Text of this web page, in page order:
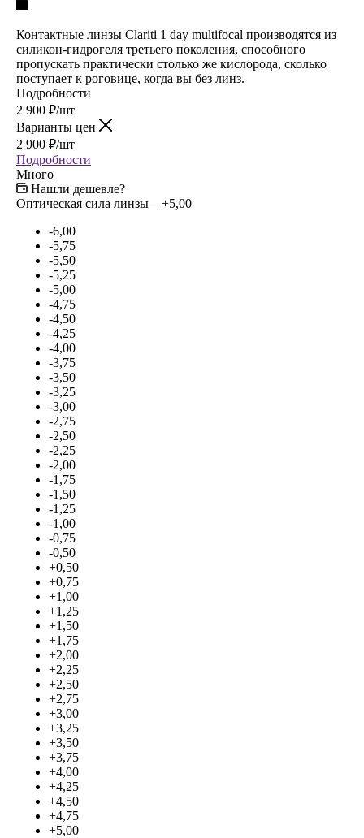
Контактные линзы Clariti 1 day multifocal производятся из
силикон-гидрогеля третьего поколения, способного
пропускать практически столько же кислорода, сколько
поступает к роговице, когда вы без линз.
Подробности
2 900 ₽/шт
Варианты цен
2 900 ₽/шт
Подробности
Много
Нашли дешевле?
Оптическая сила линзы—+5,00
-6,00
-5,75
-5,50
-5,25
-5,00
-4,75
-4,50
-4,25
-4,00
-3,75
-3,50
-3,25
-3,00
-2,75
-2,50
-2,25
-2,00
-1,75
-1,50
-1,25
-1,00
-0,75
-0,50
+0,50
+0,75
+1,00
+1,25
+1,50
+1,75
+2,00
+2,25
+2,50
+2,75
+3,00
+3,25
+3,50
+3,75
+4,00
+4,25
+4,50
+4,75
+5,00